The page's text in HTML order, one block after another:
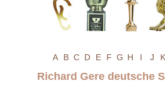
A B C D E F G H I J K
Richard Gere deutsche